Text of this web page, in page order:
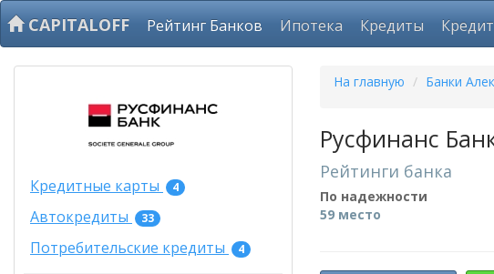
CAPITALOFF Рейтинг Банков Ипотека Кредиты
Кредитные карты 4
Автокредиты 33
Потребительские кредиты 4
На главную / Банки
Русфинанс
Рейтинги банка
По надежности
59 место